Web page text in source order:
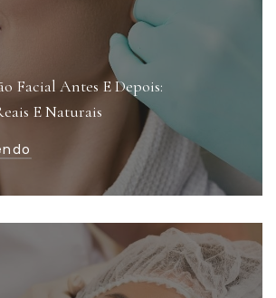
Facial Antes E Depois:
E Naturais